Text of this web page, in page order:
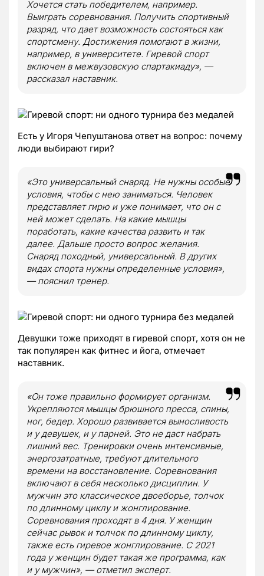
Хочется стать победителем, например.
Выиграть соревнования. Получить спортивный
разряд, что дает возможность состояться как
спортсмену. Достижения помогают в жизни,
например, в университете. Гиревой спорт
включен в межвузовскую спартакиаду», —
рассказал наставник.
Есть у Игоря Чепуштанова ответ на вопрос: почему
люди выбирают гири?
«Это универсальный снаряд. Не нужны особые
условия, чтобы с нею заниматься. Человек
представляет гирю и уже понимает, что он с
ней может сделать. На какие мышцы
поработать, какие качества развить и так
далее. Дальше просто вопрос желания.
Снаряд походный, универсальный. В других
видах спорта нужны определенные условия»,
— пояснил тренер.
Девушки тоже приходят в гиревой спорт, хотя он не
так популярен как фитнес и йога, отмечает
наставник.
«Он тоже правильно формирует организм.
Укрепляются мышцы брюшного пресса, спины,
ног, бедер. Хорошо развивается выносливость
и у девушек, и у парней. Это не даст набрать
лишний вес. Тренировки очень интенсивные,
энергозатратные, требуют длительного
времени на восстановление. Соревнования
включают в себя несколько дисциплин. У
мужчин это классическое двоеборье, толчок
по длинному циклу и жонглирование.
Соревнования проходят в 4 дня. У женщин
сейчас рывок и толчок по длинному циклу,
также есть гиревое жонглирование. С 2021
года у женщин будет такая же программа, как
и у мужчин», — отметил эксперт.